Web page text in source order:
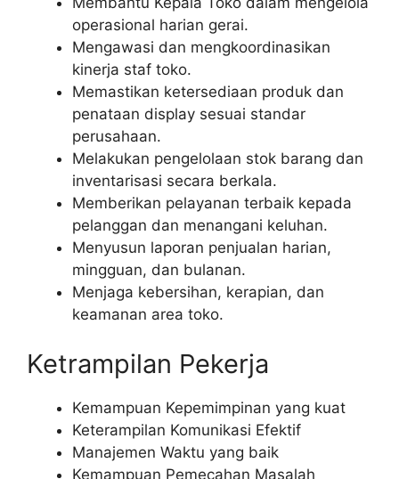
operasional harian gerai.
Mengawasi dan mengkoordinasikan
kinerja staf toko.
Memastikan ketersediaan produk dan
penataan display sesuai standar
perusahaan.
Melakukan pengelolaan stok barang dan
inventarisasi secara berkala.
Memberikan pelayanan terbaik kepada
pelanggan dan menangani keluhan.
Menyusun laporan penjualan harian,
mingguan, dan bulanan.
Menjaga kebersihan, kerapian, dan
keamanan area toko.
Ketrampilan Pekerja
Kemampuan Kepemimpinan yang kuat
Keterampilan Komunikasi Efektif
Manajemen Waktu yang baik
Kemampuan Pemecahan Masalah